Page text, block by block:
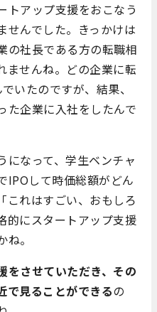
トアップ支援をおこなう
せんでした。きっかけは
の社長である方の転職相
ませんね。どの企業に転
いたのですが、結果、
た企業に入社をしたんで
になって、学生ベンチャ
IPOして時価総額がどん
これはすごい、おもしろ
的にスタートアップ支援
。
をさせていただき、その
で見ることができるの